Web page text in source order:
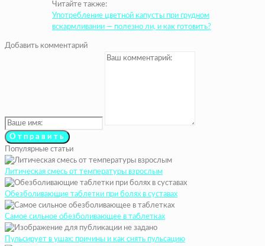
Читайте также:
Употребление цветной капусты при грудном
вскармливании — полезно ли, и как готовить?
Добавить комментарий
Популярные статьи
Литическая смесь от температуры взрослым
Обезболивающие таблетки при болях в суставах
Самое сильное обезболивающее в таблетках
Пульсирует в ушах: причины и как снять пульсацию